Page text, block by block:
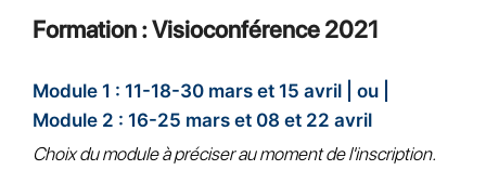
Formation : Visioconférence 2021
Module 1 : 11-18-30 mars et 15 avril | ou |
Module 2 : 16-25 mars et 08 et 22 avril
Choix du module à préciser au moment de l'inscription.